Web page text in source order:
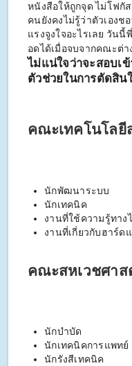
หนังสือให้ถูกจุด ไม่โฟกั
คนยังคงไม่รู้ว่าตัวเองช
แรงจูงใจอะไรเลย วัน
อดได้เมื่อจบจากคณะต่า
ไม่แน่ใจว่าจะสอบเ
ตัวช่วยในการตัดสิน
คณะเทคโนโลยี
นักพัฒนาระบบ
นักเทคนิค
งานที่ใช้ความรู้ทาง
งานที่เกี่ยวกับฮาร์ด
คณะสหเวชศาส
นักบำบัด
นักเทคนิคการแพทย์
นักรังสีเทคนิค